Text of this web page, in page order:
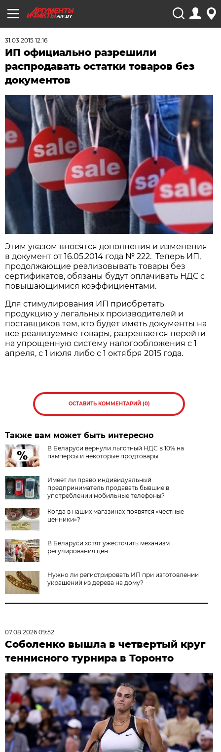
AIF.BY
31.03.2015 12:16
ИП официально разрешили
распродавать остатки товаров без
документов
Этим указом вносятся дополнения и изменения
в документ от 16.05.2014 года № 222. Теперь ИП,
продолжающие реализовывать товары без
сертификатов, обязаны будут оплачивать НДС с
повышающимися коэффициентами.
Для стимулирования ИП приобретать
продукцию у легальных производителей и
поставщиков тем, кто будет иметь документы на
все реализуемые товары, разрешается перейти
на упрощенную систему налогообложения с 1
апреля, с 1 июля либо с 1 октября 2015 года.
ОСТАВИТЬ КОММЕНТАРИЙ (0)
Также вам может быть интересно
В Беларуси вернули льготный НДС в 10% на
памперсы и некоторые продтовары
Имеет ли право индивидуальный
предприниматель продавать бывшие в
употреблении мобильные телефоны?
Когда в наших магазинах появятся «честные
ценники»?
В Беларуси хотят ужесточить механизм
регулирования цен
Нужно ли регистрировать ИП при изготовлении
украшений из дерева на дому?
07.08.2026 09:52
Соболенко вышла в четвертый круг
теннисного турнира в Торонто